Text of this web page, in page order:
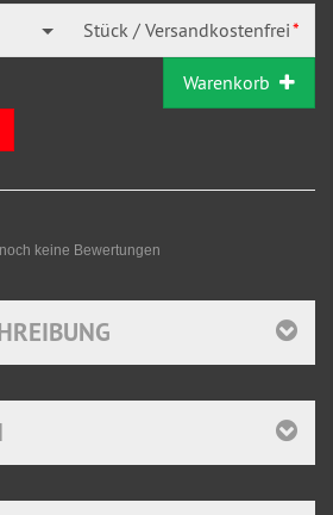
Stück / Versandkostenfrei*
Warenkorb
keine Bewertungen